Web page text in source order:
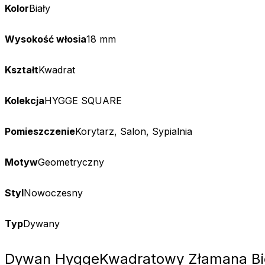
KolorBiały
Wysokość włosia18 mm
KształtKwadrat
KolekcjaHYGGE SQUARE
PomieszczenieKorytarz, Salon, Sypialnia
MotywGeometryczny
StylNowoczesny
TypDywany
Dywan HyggeKwadratowy Złamana
Statystyczne pliki cookie